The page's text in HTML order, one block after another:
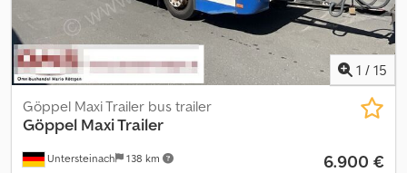
1 / 15
Untersteinach 138 km
Göppel Maxi Trailer bus trailer
Göppel Maxi Trailer
6.900 €